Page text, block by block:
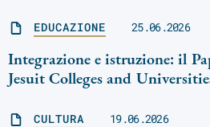
EDUCAZIONE 25.06.2026
Integrazione e istruzione: il
Jesuit Colleges and
CULTURA 19.06.2026